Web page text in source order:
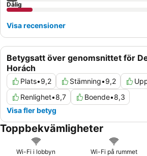
Betygsatt över genomsnittet för
Horách
Plats•9,2 Stämning•9,2
Renlighet•8,7 Boende•8,3
Visa fler betyg
Dålig
Visa recensioner
Toppbekvämligheter
Wi-Fi i lobbyn Wi-Fi på rummet